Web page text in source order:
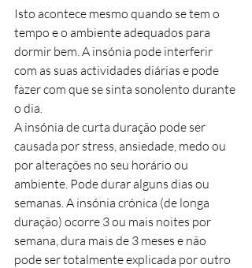
Isto acontece mesmo quando se tem o
tempo e o ambiente adequados para
dormir bem. A insónia pode interferir
com as suas actividades diárias e pode
fazer com que se sinta sonolento durante
o dia.
A insónia de curta duração pode ser
causada por stress, ansiedade, medo ou
por alterações no seu horário ou
ambiente. Pode durar alguns dias ou
semanas. A insónia crónica (de longa
duração) ocorre 3 ou mais noites por
semana, dura mais de 3 meses e não
pode ser totalmente explicada por outro